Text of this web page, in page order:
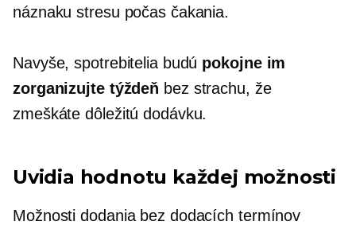
náznaku stresu počas čakania.
Navyše, spotrebitelia budú pokojne im
zorganizujte týždeň bez strachu, že
zmeškáte dôležitú dodávku.
Uvidia hodnotu každej možnosti
Možnosti dodania bez dodacích termínov